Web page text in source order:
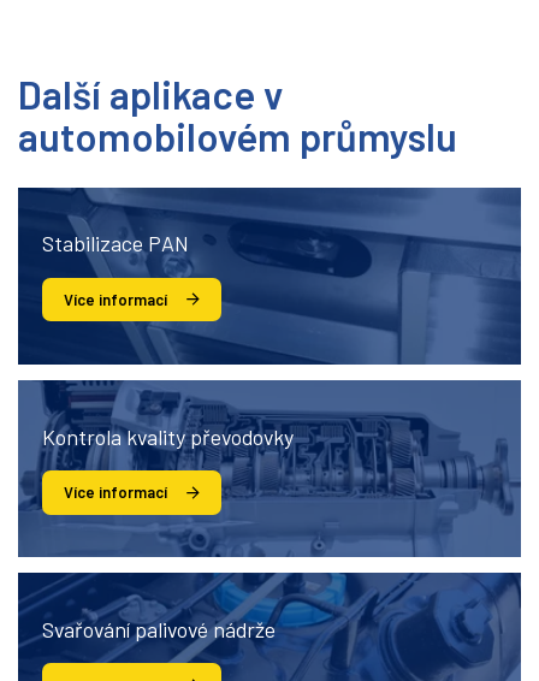
Další aplikace v
automobilovém průmyslu
Stabilizace PAN
Více informací
Kontrola kvality převodovky
Více informací
Svařování palivové nádrže